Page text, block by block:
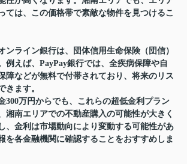
ては、この価格帯で素敵な物件を見つけるこ
ライン銀行は、団体信用生命保険（団信）
例えば、PayPay銀行では、全疾病保障や自
障などが無料で付帯されており、将来のリス
きます。
万円からでも、これらの超低金利プラン
湘南エリアでの不動産購入の可能性が大きく
、金利は市場動向により変動する可能性があ
を各金融機関に確認することをおすすめしま